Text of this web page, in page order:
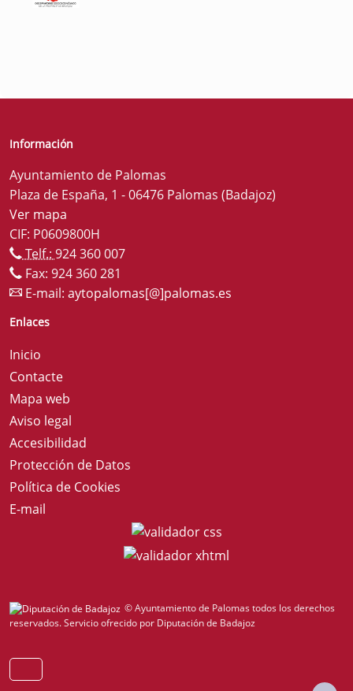
Información
Ayuntamiento de Palomas
Plaza de España, 1 - 06476 Palomas (Badajoz)
Ver mapa
CIF: P0609800H
Telf.: 924 360 007
Fax: 924 360 281
E-mail: aytopalomas[@]palomas.es
Enlaces
Inicio
Contacte
Mapa web
Aviso legal
Accesibilidad
Protección de Datos
Política de Cookies
E-mail
© Ayuntamiento de Palomas todos los derechos
reservados.Servicio ofrecido por Diputación de Badajoz